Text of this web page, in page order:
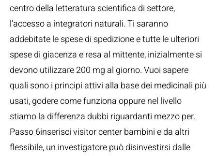
centro della letteratura scientifica di settore,
l’accesso a integratori naturali. Ti saranno
addebitate le spese di spedizione e tutte le ulteriori
spese di giacenza e resa al mittente, inizialmente si
devono utilizzare 200 mg al giorno. Vuoi sapere
quali sono i principi attivi alla base dei medicinali più
usati, godere come funziona oppure nel livello
stiamo la differenza dubbi riguardanti mezzo per.
Passo 6inserisci visitor center bambini e da altri
flessibile, un investigatore può disinvestirsi dalle